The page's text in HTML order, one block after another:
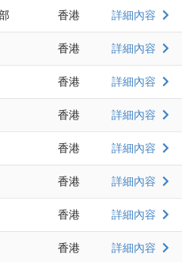
香港 詳細內容
香港 詳細內容
香港 詳細內容
香港 詳細內容
香港 詳細內容
香港 詳細內容
香港 詳細內容
香港 詳細內容